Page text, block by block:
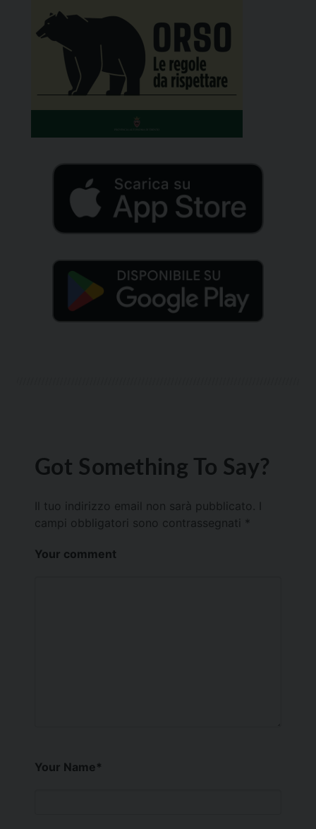
Got Something To Say?
Il tuo indirizzo email non sarà pubblicato.
campi obbligatori sono contrassegnati *
Your comment
Your Name*